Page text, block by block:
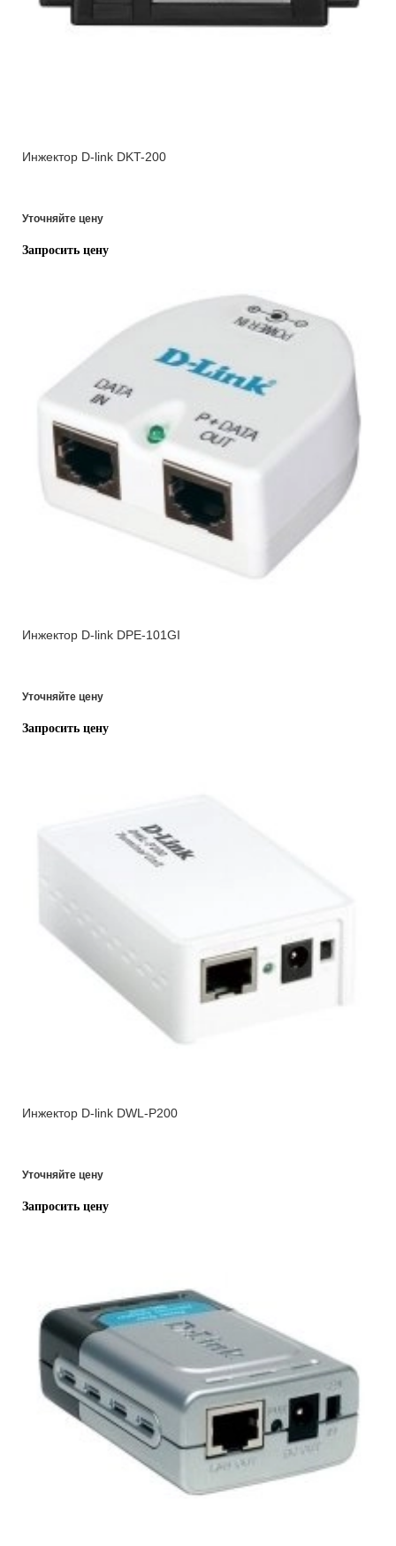
Инжектор D-link DKT-200
Уточняйте цену
Запросить цену
Инжектор D-link DPE-101GI
Уточняйте цену
Запросить цену
Инжектор D-link DWL-P200
Уточняйте цену
Запросить цену